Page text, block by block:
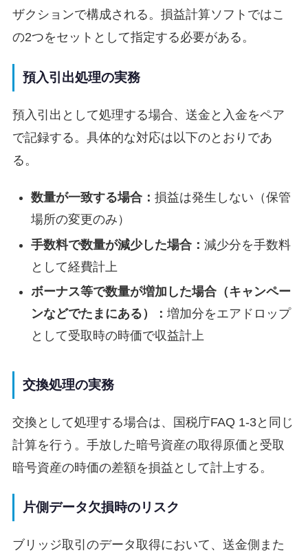
ザクションで構成される。損益計算ソフトではこ
の2つをセットとして指定する必要がある。
預入引出処理の実務
預入引出として処理する場合、送金と入金をペア
で記録する。具体的な対応は以下のとおりであ
る。
数量が一致する場合： 損益は発生しない（保管
場所の変更のみ）
手数料で数量が減少した場合： 減少分を手数料
として経費計上
ボーナス等で数量が増加した場合（キャンペー
ンなどでたまにある）： 増加分をエアドロップ
として受取時の時価で収益計上
交換処理の実務
交換として処理する場合は、国税庁FAQ 1-3と同じ
計算を行う。手放した暗号資産の取得原価と受取
暗号資産の時価の差額を損益として計上する。
片側データ欠損時のリスク
ブリッジ取引のデータ取得において、送金側また